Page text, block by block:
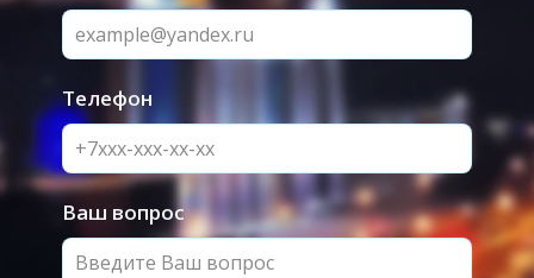
Телефон
Ваш вопрос